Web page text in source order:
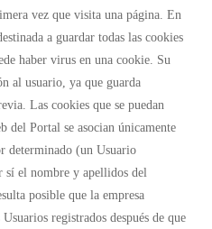
vez que visita una página. En
a guardar todas las cookies
haber virus en una cookie. Su
al usuario, ya que guarda
Las cookies que se puedan
del Portal se asocian únicamente
determinado (un Usuario
el nombre y apellidos del
posible que la empresa
registrados después de que